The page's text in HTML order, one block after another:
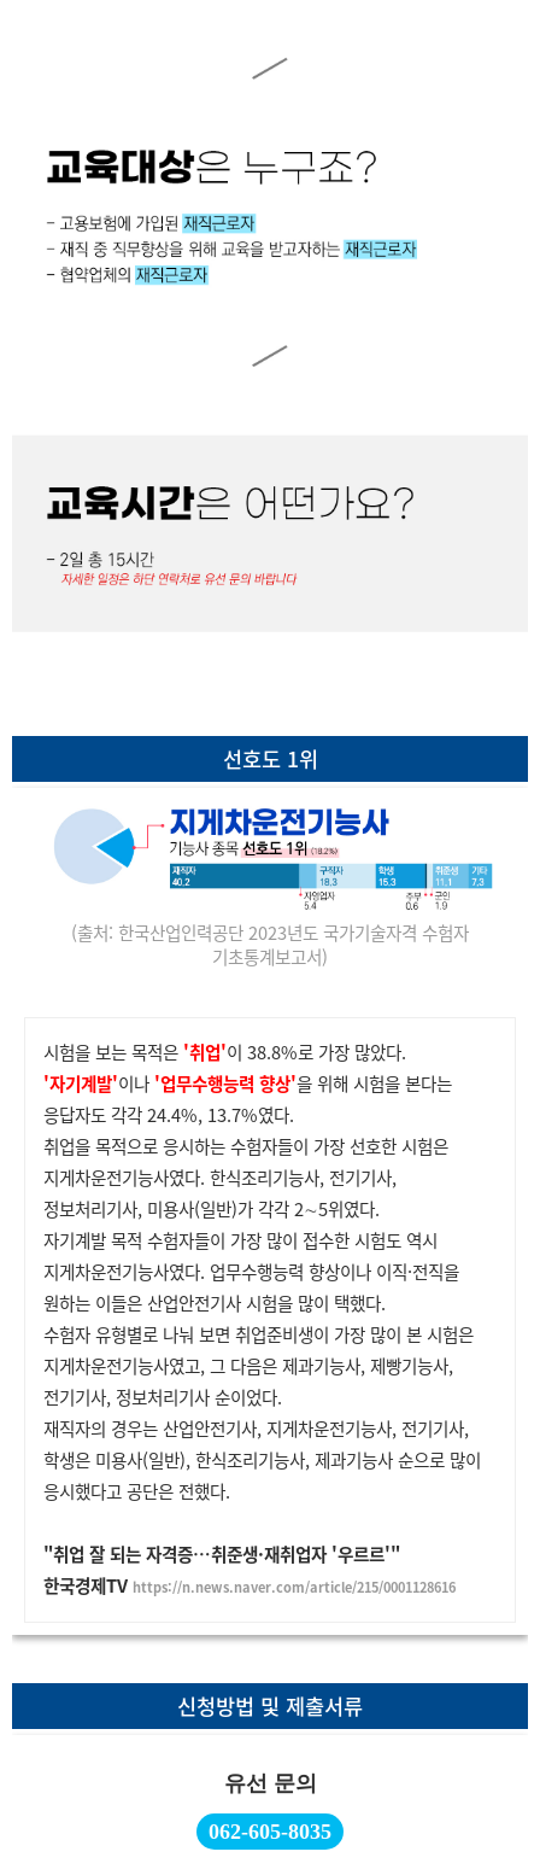
선호도 1위
(출처: 한국산업인력공단 2023년도 국가기술자격 수험자
기초통계보고서)
시험을 보는 목적은 '취업'이 38.8%로 가장 많았다.
'자기계발'이나 '업무수행능력 향상'을 위해 시험을 본다는
응답자도 각각 24.4%, 13.7%였다.
취업을 목적으로 응시하는 수험자들이 가장 선호한 시험은
지게차운전기능사였다. 한식조리기능사, 전기기사,
정보처리기사, 미용사(일반)가 각각 2∼5위였다.
자기계발 목적 수험자들이 가장 많이 접수한 시험도 역시
지게차운전기능사였다. 업무수행능력 향상이나 이직·전직을
원하는 이들은 산업안전기사 시험을 많이 택했다.
수험자 유형별로 나눠 보면 취업준비생이 가장 많이 본 시험은
지게차운전기능사였고, 그 다음은 제과기능사, 제빵기능사,
전기기사, 정보처리기사 순이었다.
재직자의 경우는 산업안전기사, 지게차운전기능사, 전기기사,
학생은 미용사(일반), 한식조리기능사, 제과기능사 순으로 많이
응시했다고 공단은 전했다.
"취업 잘 되는 자격증…취준생·재취업자 '우르르'"
한국경제TV https://n.news.naver.com/article/215/0001128616
신청방법 및 제출서류
유선 문의
062-605-8035